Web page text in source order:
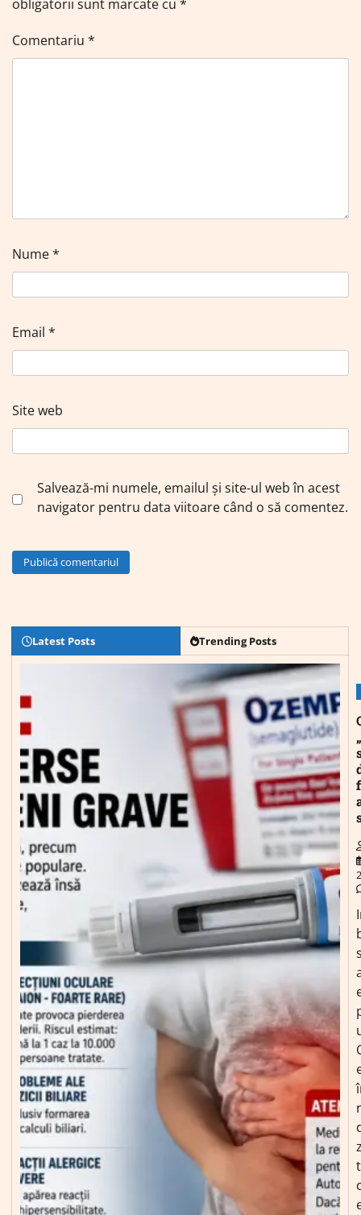
obligatorii sunt marcate cu *
Comentariu *
Nume*
Email *
Site web
Salvează-mi numele, emailul și site-ul web în acest
navigator pentru data viitoare când o să comentez.
Latest Posts Trending Posts